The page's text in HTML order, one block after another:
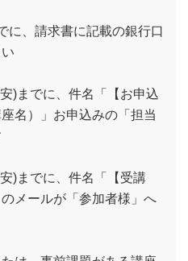
に、請求書に記載の銀行口
)までに、件名「【お申込
名）」お申込みの「担当
)までに、件名「【受講
メールが「参加者様」へ